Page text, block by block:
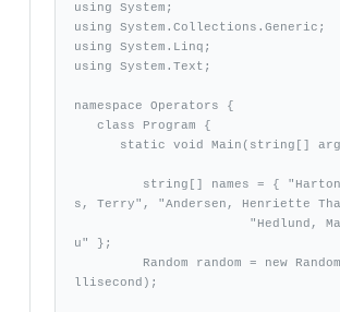
using System;
using System.Collections.Generic;
using System.Linq;
using System.Text;
namespace Operators {
s, Terry", "Andersen, Henriette
u" };
llisecond);